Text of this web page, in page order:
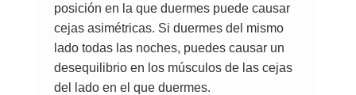
posición en la que duermes puede causar
cejas asimétricas. Si duermes del mismo
lado todas las noches, puedes causar un
desequilibrio en los músculos de las cejas
del lado en el que duermes.